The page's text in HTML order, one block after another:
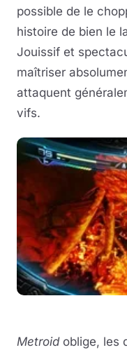
possible de le
histoire de bien le
Jouissif et
maîtriser
attaquent
vifs.
Metroidoblige, les